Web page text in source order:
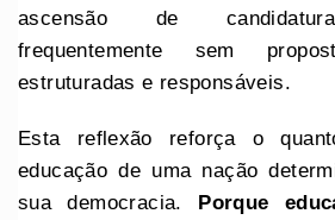
ascensão de
frequentemente sem
estruturadas e responsáveis.
Esta reflexão reforça o
educação de uma nação
sua democracia.
Porque